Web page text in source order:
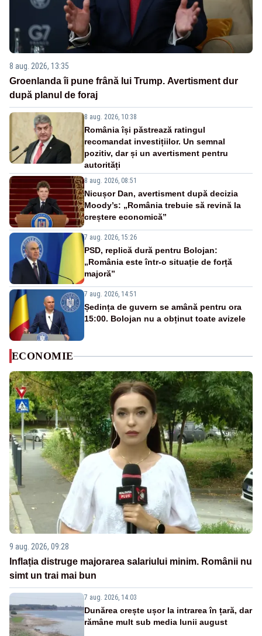
8 aug. 2026, 13:35
Groenlanda îi pune frână lui Trump. Avertisment dur
după planul de foraj
8 aug. 2026, 10:38
România își păstrează ratingul
recomandat investițiilor. Un semnal
pozitiv, dar și un avertisment pentru
autorități
8 aug. 2026, 08:51
Nicușor Dan, avertisment după decizia
Moody’s: „România trebuie să revină la
creștere economică”
7 aug. 2026, 15:26
PSD, replică dură pentru Bolojan:
„România este într-o situație de forță
majoră”
7 aug. 2026, 14:51
Ședința de guvern se amână pentru ora
15:00. Bolojan nu a obținut toate avizele
ECONOMIE
9 aug. 2026, 09:28
Inflația distruge majorarea salariului minim. Românii nu
simt un trai mai bun
7 aug. 2026, 14:03
Dunărea crește ușor la intrarea în țară, dar
rămâne mult sub media lunii august